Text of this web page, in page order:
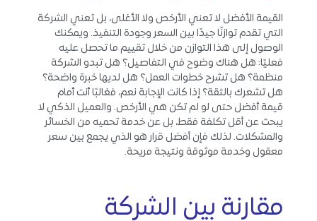
القيمة الأفضل لا تعني الأرخص ولا الأغلى، بل تعني الشركة
التي تقدم توازنًا جيدًا بين السعر وجودة التنفيذ. ويمكنك
الوصول إلى هذا التوازن من خلال تقييم ما تحصل عليه
فعليًا: هل هناك وضوح في التفاصيل؟ هل تبدو الشركة
منظمة؟ هل تشرح خطوات العمل؟ هل لديها خبرة واضحة؟
هل تشعرك بالثقة؟ إذا كانت الإجابة نعم، فغالبًا أنت أمام
قيمة أفضل حتى لو لم تكن هي الأرخص. والعميل الذكي لا
يبحث عن أقل تكلفة فقط، بل عن خدمة تحميه من الخسائر
والمشكلات. لذلك فإن أفضل قرار هو الذي يجمع بين سعر
معقول وخدمة موثوقة ونتيجة مريحة.
مقارنة بين الشركة